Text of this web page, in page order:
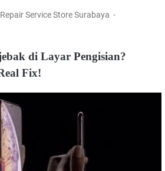
Service Store Surabaya
di Layar Pengisian?
Fix!